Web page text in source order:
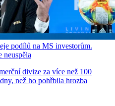
podílů na MS investorům.
neuspěla
divize za více než 100
než ho pohřbila hrozba